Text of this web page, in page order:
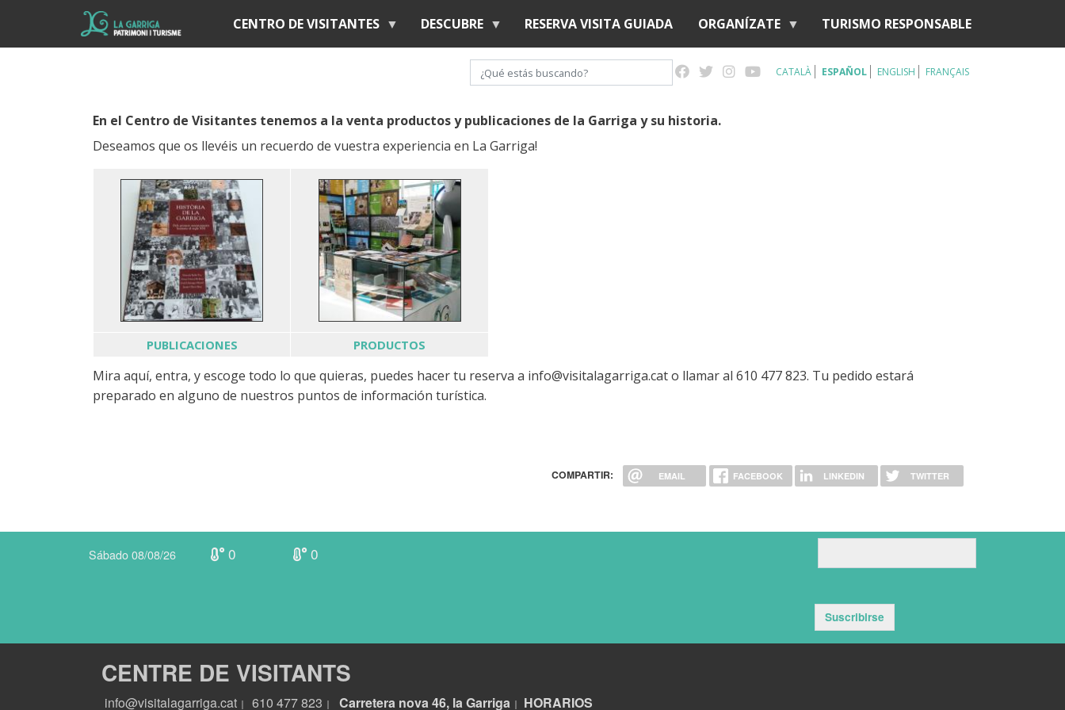
al
contenido
principal
CENTRO DE VISITANTES DESCUBRE RESERVA VISITA GUIADA ORGANÍZATE TURISMO RESPONSABLE
CATALÀ ESPAÑOL ENGLISH FRANÇAIS
Buscar
En el Centro de Visitantes tenemos a la venta productos y publicaciones de la Garriga y su historia.
Deseamos que os llevéis un recuerdo de vuestra experiencia en La Garriga!
PUBLICACIONES PRODUCTOS
Mira aquí, entra, y escoge todo lo que quieras, puedes hacer tu reserva a info@visitalagarriga.cat o llamar al 610 477 823. Tu pedido estará
preparado en alguno de nuestros puntos de información turística.
COMPARTIR: EMAIL FACEBOOK LINKEDIN TWITTER
Sábado 08/08/26 0 0
Suscribirse
CENTRE DE VISITANTS
info@visitalagarriga.cat 610 477 823 Carretera nova 46, la Garriga HORARIOS